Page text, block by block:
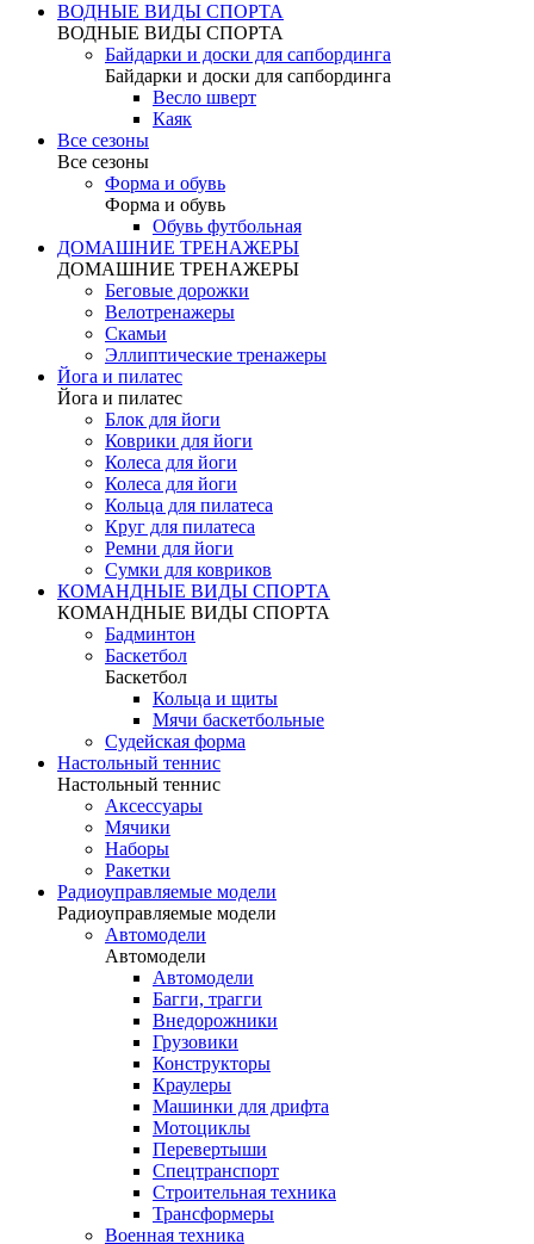
ВОДНЫЕ ВИДЫ СПОРТА
ВОДНЫЕ ВИДЫ СПОРТА
Байдарки и доски для сапбординга
Байдарки и доски для сапбординга
Весло шверт
Каяк
Все сезоны
Все сезоны
Форма и обувь
Форма и обувь
Обувь футбольная
ДОМАШНИЕ ТРЕНАЖЕРЫ
ДОМАШНИЕ ТРЕНАЖЕРЫ
Беговые дорожки
Велотренажеры
Скамьи
Эллиптические тренажеры
Йога и пилатес
Йога и пилатес
Блок для йоги
Коврики для йоги
Колеса для йоги
Колеса для йоги
Кольца для пилатеса
Круг для пилатеса
Ремни для йоги
Сумки для ковриков
КОМАНДНЫЕ ВИДЫ СПОРТА
КОМАНДНЫЕ ВИДЫ СПОРТА
Бадминтон
Баскетбол
Баскетбол
Кольца и щиты
Мячи баскетбольные
Судейская форма
Настольный теннис
Настольный теннис
Аксессуары
Мячики
Наборы
Ракетки
Радиоуправляемые модели
Радиоуправляемые модели
Автомодели
Автомодели
Автомодели
Багги, трагги
Внедорожники
Грузовики
Конструкторы
Краулеры
Машинки для дрифта
Мотоциклы
Перевертыши
Спецтранспорт
Строительная техника
Трансформеры
Военная техника